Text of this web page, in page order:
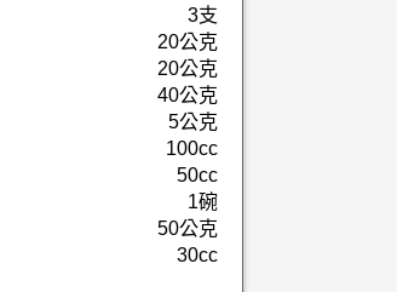
3支
20公克
20公克
40公克
5公克
100cc
50cc
1碗
50公克
30cc